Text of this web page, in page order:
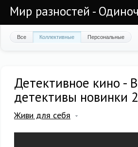
Мир разностей -
Все Коллективные Персональные
Детективное кино -
детективы новинки
Живи для себя